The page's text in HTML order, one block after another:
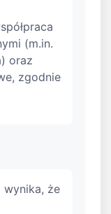
(m.in.
oraz
zgodnie
wynika, że